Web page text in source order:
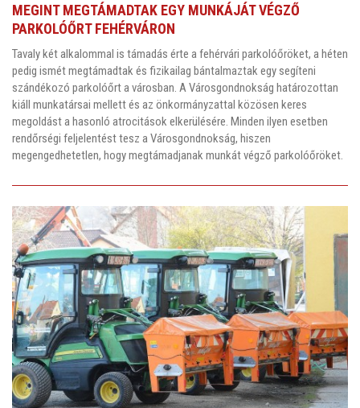
MEGINT MEGTÁMADTAK EGY MUNKÁJÁT VÉGZŐ
PARKOLÓŐRT FEHÉRVÁRON
Tavaly két alkalommal is támadás érte a fehérvári parkolóőröket, a héten
pedig ismét megtámadtak és fizikailag bántalmaztak egy segíteni
szándékozó parkolóőrt a városban. A Városgondnokság határozottan
kiáll munkatársai mellett és az önkormányzattal közösen keres
megoldást a hasonló atrocitások elkerülésére. Minden ilyen esetben
rendőrségi feljelentést tesz a Városgondnokság, hiszen
megengedhetetlen, hogy megtámadjanak munkát végző parkolóőröket.